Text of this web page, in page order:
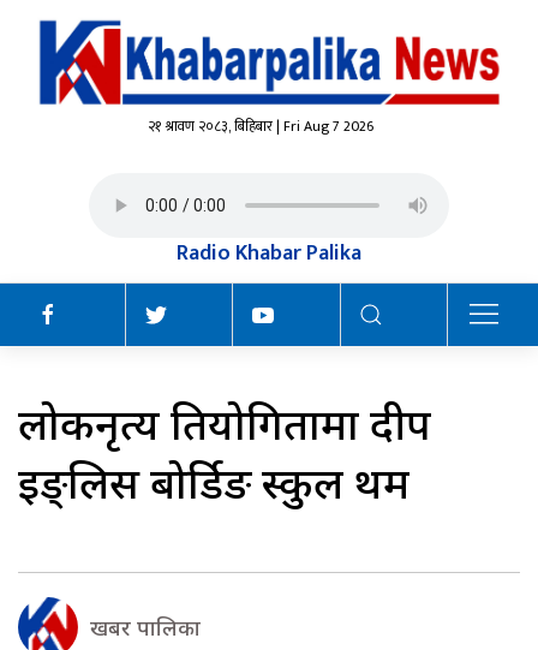
२१ श्रावण २०८३, बिहिबार | Fri Aug 7 2026
Radio Khabar Palika
लोकनृत्य प्रतियोगितामा दीप
इङ्लिस बोर्डिङ स्कुल प्रथम
खबर पालिका